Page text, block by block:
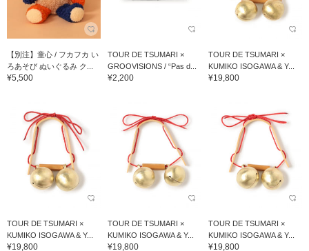
【別注】童心 / フカフカ い
ろあそび ぬいぐるみ ク...
¥5,500
TOUR DE TSUMARI ×
GROOVISIONS / “Pas d...
¥2,200
TOUR DE TSUMARI ×
KUMIKO ISOGAWA & Y...
¥19,800
TOUR DE TSUMARI ×
KUMIKO ISOGAWA & Y...
¥19,800
TOUR DE TSUMARI ×
KUMIKO ISOGAWA & Y...
¥19,800
TOUR DE TSUMARI ×
KUMIKO ISOGAWA & Y...
¥19,800